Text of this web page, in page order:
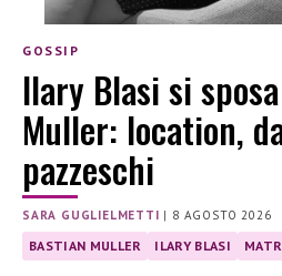
GOSSIP
Ilary Blasi si
Muller: location,
pazzeschi
SARA GUGLIELMETTI | 8 AGOSTO 2026
BASTIAN MULLER ILARY BLASI